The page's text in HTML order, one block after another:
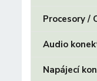
Procesory /
Audio
Napájecí